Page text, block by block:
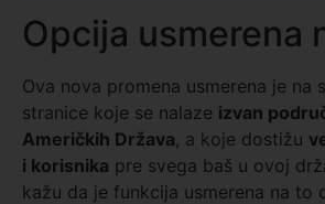
Opcija usmerena
Ova nova promena usmerena je na
stranice koje se nalaze izvan
Američkih Država, a koje dostižu
i korisnika pre svega baš u ovoj
kažu da je funkcija usmerena na to